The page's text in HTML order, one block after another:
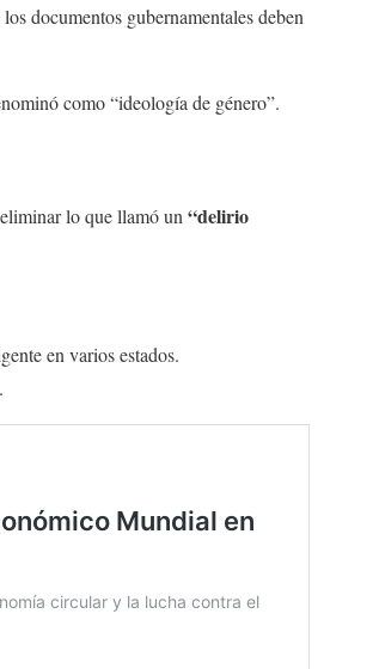
documentos gubernamentales deben
como “ideología de género”.
lo que llamó un“delirio
en varios estados.